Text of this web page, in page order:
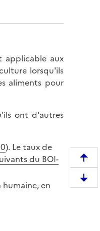
applicable aux
lorsqu'ils
aliments pour
ont d'autres
). Le taux de
du BOI-
en
e
m
D